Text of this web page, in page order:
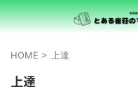
HOME > 上達
上達